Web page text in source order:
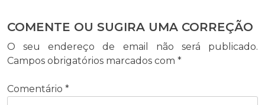
COMENTE OU SUGIRA UMA CORREÇÃO
O seu endereço de email não será publicado.
Campos obrigatórios marcados com *
Comentário *